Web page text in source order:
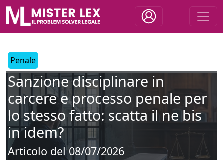
Penale
Sanzione disciplinare in
carcere e processo penale per
lo stesso fatto: scatta il ne bis
in idem?
Articolo del 08/07/2026